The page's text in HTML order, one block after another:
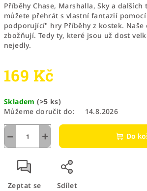
Příběhy Chase, Marshalla, Sky a dalších
můžete přehrát s vlastní fantazií
podporující" hry Příběhy z kostek.
zbožňují. Tedy ty, které jsou už dost
nejedly.
169 Kč
cena:
Skladem(>5 ks)
Můžeme doručit do:
14.8.2026
+
− Do
Zeptat se Sdílet